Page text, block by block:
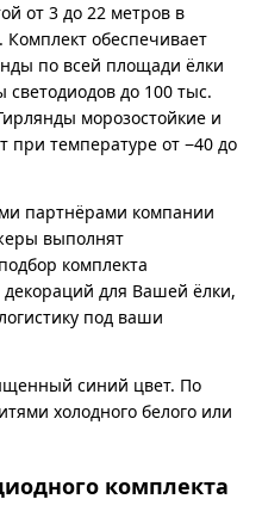
от 3 до 22 метров в
Комплект обеспечивает
по всей площади ёлки
до 100 тыс.
морозостойкие и
температуре от −40 до
партнёрами компании
выполнят
комплекта
для Вашей ёлки,
под ваши
синий цвет. По
холодного белого или
комплекта